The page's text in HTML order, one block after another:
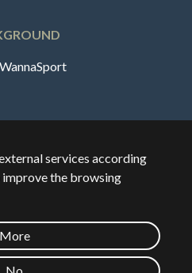
Sverige
services according
the browsing
More